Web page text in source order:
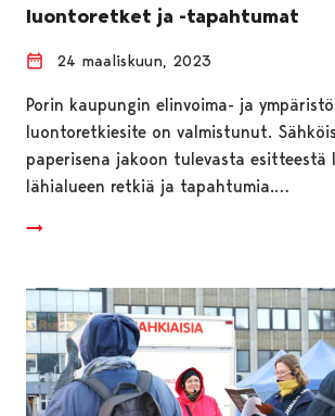
luontoretket ja -tapahtumat
24 maaliskuun, 2023
Porin kaupungin elinvoima- ja
luontoretkiesite on valmistunut.
paperisena jakoon tulevasta esitteestä
lähialueen retkiä ja tapahtumia.…